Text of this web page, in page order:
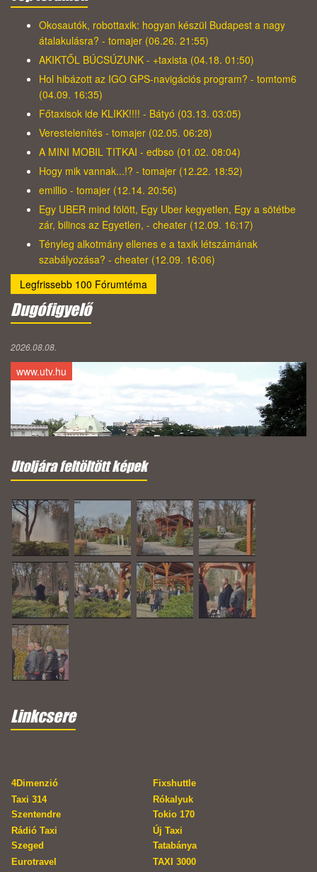
Okosautók, robottaxik: hogyan készül Budapest a nagy
átalakulásra? - tomajer (06.26. 21:55)
AKIKTŐL BÚCSÚZUNK - +taxista (04.18. 01:50)
Hol hibázott az IGO GPS-navigációs program? - tomtom6
(04.09. 16:35)
Főtaxisok ide KLIKK!!!! - Bátyó (03.13. 03:05)
Verestelenítés - tomajer (02.05. 06:28)
A MINI MOBIL TITKAI - edbso (01.02. 08:04)
Hogy mik vannak...!? - tomajer (12.22. 18:52)
emillio - tomajer (12.14. 20:56)
Egy UBER mind fölött, Egy Uber kegyetlen, Egy a sötétbe
zár, bilincs az Egyetlen, - cheater (12.09. 16:17)
Tényleg alkotmány ellenes e a taxik létszámának
szabályozása? - cheater (12.09. 16:06)
Legfrissebb 100 Fórumtéma
Dugófigyelő
2026.08.08.
www.utv.hu
Utoljára feltöltött képek
Linkcsere
4Dimenzió
Fixshuttle
Taxi 314
Szentendre
Rókalyuk
Tokio 170
Rádió Taxi
Szeged
Új Taxi
Tatabánya
Eurotravel
TAXI 3000